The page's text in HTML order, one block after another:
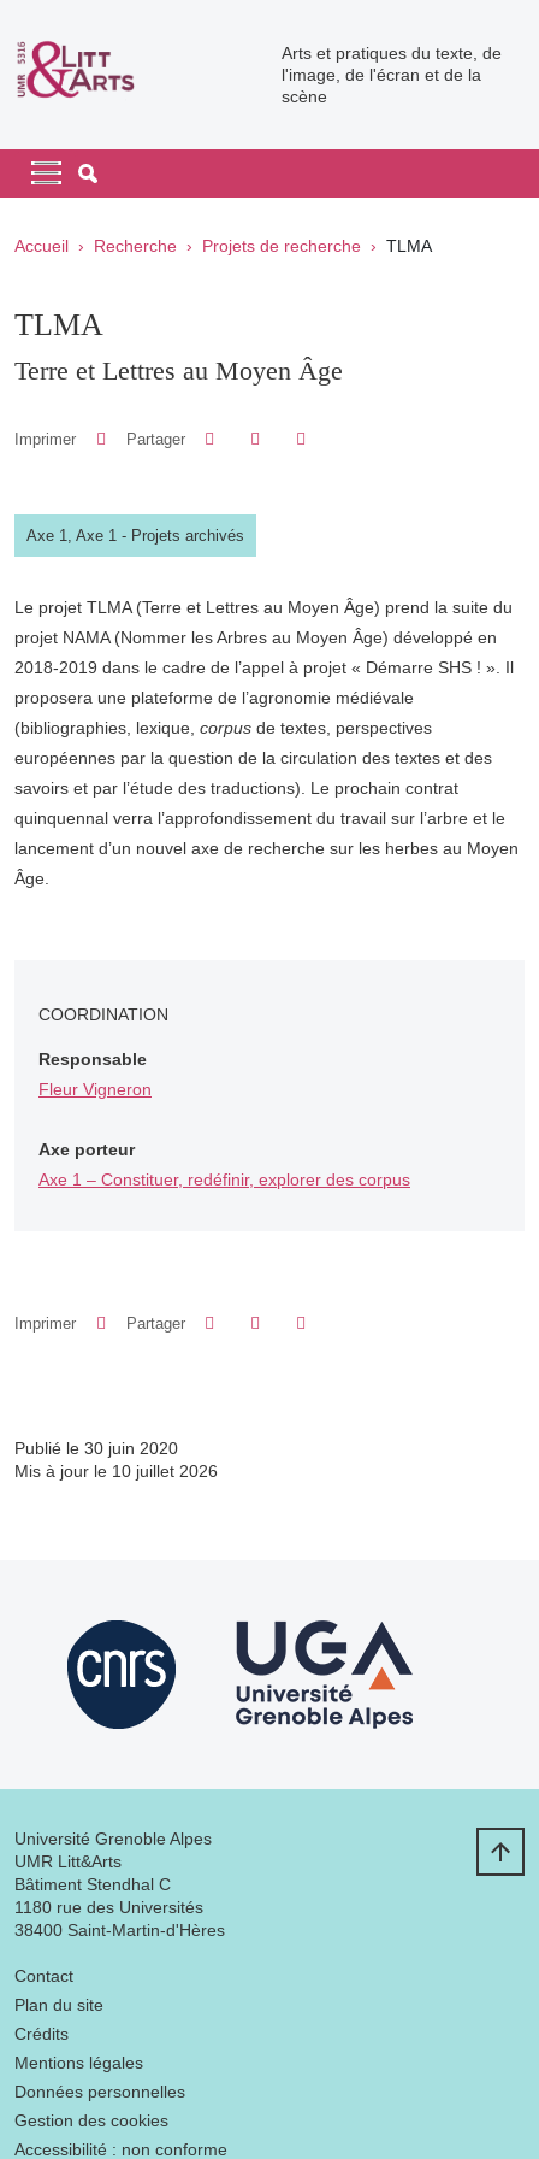
Arts et pratiques du texte, de
l'image, de l'écran et de la
scène
Navigation principale
Navigation principale mobile
Fil d'Ariane
Accueil Recherche Projets de recherche TLMA
TLMA
Terre et Lettres au Moyen Âge
Imprimer Partager Partager sur Facebook
Partager sur LinkedIn
Axe 1, Axe 1 - Projets archivés
Le projet TLMA (Terre et Lettres au Moyen Âge) prend la suite du
projet NAMA (Nommer les Arbres au Moyen Âge) développé en
2018-2019 dans le cadre de l’appel à projet « Démarre SHS ! ». Il
proposera une plateforme de l’agronomie médiévale
(bibliographies, lexique, corpus de textes, perspectives
européennes par la question de la circulation des textes et des
savoirs et par l’étude des traductions). Le prochain contrat
quinquennal verra l’approfondissement du travail sur l’arbre et le
lancement d’un nouvel axe de recherche sur les herbes au Moyen
Âge.
COORDINATION
Responsable
Fleur Vigneron
Axe porteur
Axe 1 – Constituer, redéfinir, explorer des corpus
Imprimer Partager Partager sur Facebook
Partager sur LinkedIn
Publié le 30 juin 2020
Mis à jour le 10 juillet 2026
Université Grenoble Alpes
UMR Litt&Arts
Bâtiment Stendhal C
1180 rue des Universités
38400 Saint-Martin-d'Hères
Menu footer
Contact
Plan du site
Crédits
Mentions légales
Données personnelles
Gestion des cookies
Accessibilité : non conforme